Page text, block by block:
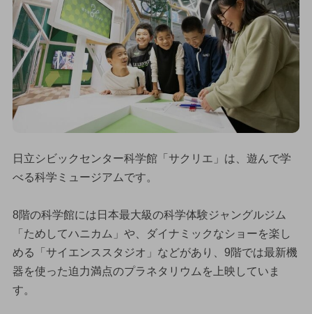
日立シビックセンター科学館「サクリエ」は、遊んで学
べる科学ミュージアムです。
8階の科学館には日本最大級の科学体験ジャングルジム
「ためしてハニカム」や、ダイナミックなショーを楽し
める「サイエンススタジオ」などがあり、9階では最新機
器を使った迫力満点のプラネタリウムを上映していま
す。